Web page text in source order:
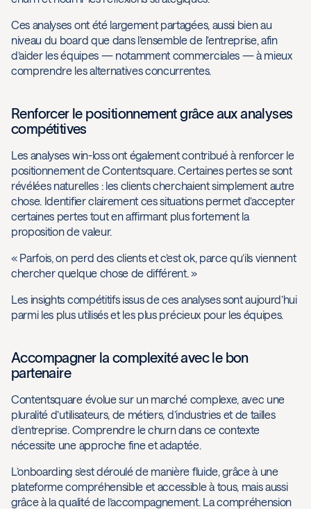
Ces analyses ont été largement partagées, aussi bien au
niveau du board que dans l’ensemble de l’entreprise, afin
d’aider les équipes — notamment commerciales — à mieux
comprendre les alternatives concurrentes.
Renforcer le positionnement grâce aux analyses
compétitives
Les analyses win-loss ont également contribué à renforcer le
positionnement de Contentsquare. Certaines pertes se sont
révélées naturelles : les clients cherchaient simplement autre
chose. Identifier clairement ces situations permet d’accepter
certaines pertes tout en affirmant plus fortement la
proposition de valeur.
« Parfois, on perd des clients et c’est ok, parce qu’ils viennent
chercher quelque chose de différent. »
Les insights compétitifs issus de ces analyses sont aujourd’hui
parmi les plus utilisés et les plus précieux pour les équipes.
Accompagner la complexité avec le bon
partenaire
Contentsquare évolue sur un marché complexe, avec une
pluralité d’utilisateurs, de métiers, d’industries et de tailles
d’entreprise. Comprendre le churn dans ce contexte
nécessite une approche fine et adaptée.
L’onboarding s’est déroulé de manière fluide, grâce à une
plateforme compréhensible et accessible à tous, mais aussi
grâce à la qualité de l’accompagnement. La compréhension